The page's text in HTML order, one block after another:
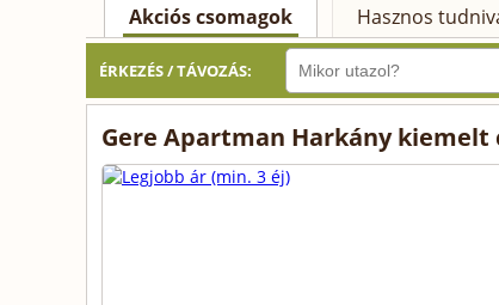
Akciós csomagok Hasznos
ÉRKEZÉS / TÁVOZÁS:
Gere Apartman Harkány kiemelt